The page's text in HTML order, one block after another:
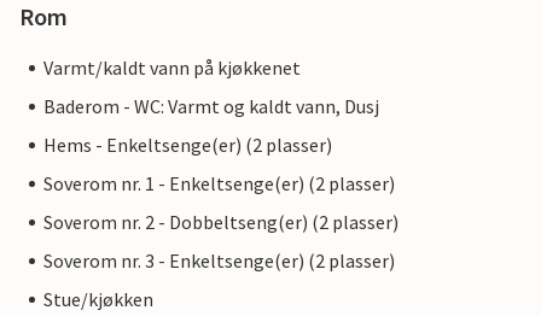
Rom
Varmt/kaldt vann på kjøkkenet
Baderom - WC: Varmt og kaldt vann, Dusj
Hems - Enkeltsenge(er) (2 plasser)
Soverom nr. 1 - Enkeltsenge(er) (2 plasser)
Soverom nr. 2 - Dobbeltseng(er) (2 plasser)
Soverom nr. 3 - Enkeltsenge(er) (2 plasser)
Stue/kjøkken